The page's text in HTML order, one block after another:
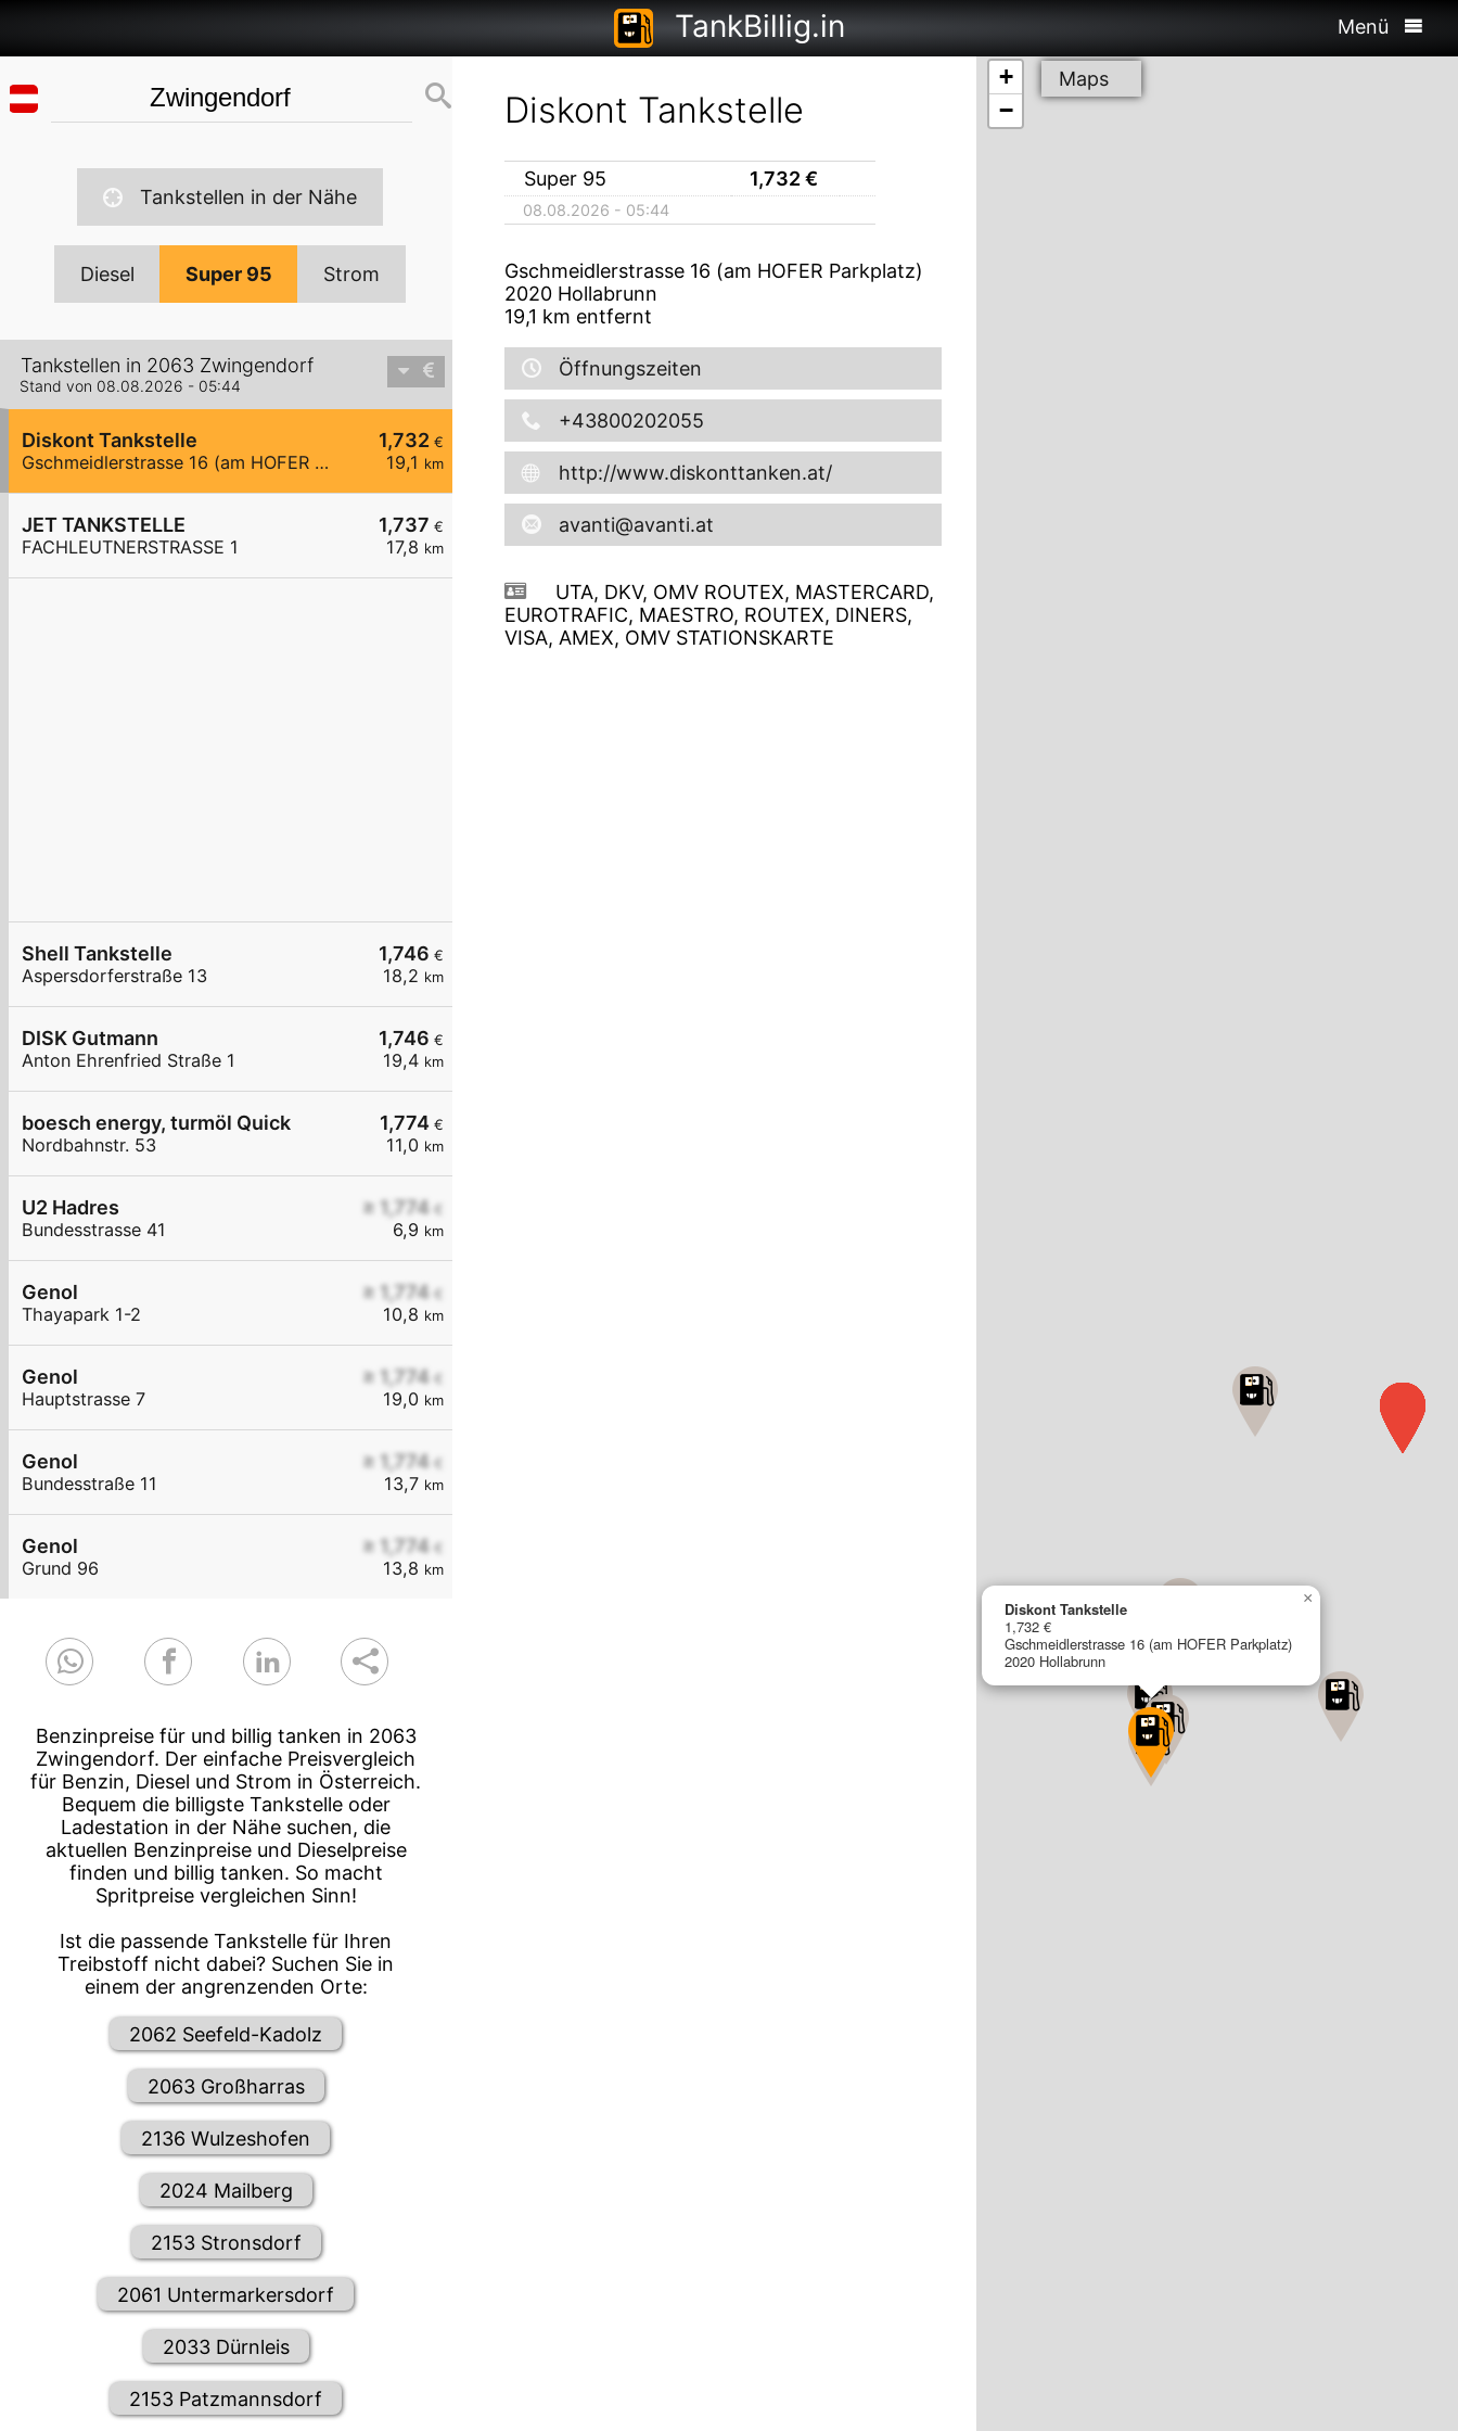
TankBillig.in Menü
Tankstellen in der Nähe
Diesel Super 95 Strom
Tankstellen in 2063 Zwingendorf
Stand von 08.08.2026 - 05:44
1,732 €
19,1 km
Diskont Tankstelle
Gschmeidlerstrasse 16 (am HOFER Parkplatz)
1,737 €
17,8 km
JET TANKSTELLE
FACHLEUTNERSTRASSE 1
1,746 €
18,2 km
Shell Tankstelle
Aspersdorferstraße 13
1,746 €
19,4 km
DISK Gutmann
Anton Ehrenfried Straße 1
1,774 €
11,0 km
boesch energy, turmöl Quick
Nordbahnstr. 53
≥ 1,774 €
6,9 km
U2 Hadres
Bundesstrasse 41
≥ 1,774 €
10,8 km
Genol
Thayapark 1-2
≥ 1,774 €
19,0 km
Genol
Hauptstrasse 7
≥ 1,774 €
13,7 km
Genol
Bundesstraße 11
≥ 1,774 €
13,8 km
Genol
Grund 96
Benzinpreise für und billig tanken in 2063
Zwingendorf. Der einfache Preisvergleich
für Benzin, Diesel und Strom in Österreich.
Bequem die billigste Tankstelle oder
Ladestation in der Nähe suchen, die
aktuellen Benzinpreise und Dieselpreise
finden und billig tanken. So macht
Spritpreise vergleichen Sinn!
Ist die passende Tankstelle für Ihren
Treibstoff nicht dabei? Suchen Sie in
einem der angrenzenden Orte:
2062 Seefeld-Kadolz
2063 Großharras
2136 Wulzeshofen
2024 Mailberg
2153 Stronsdorf
2061 Untermarkersdorf
2033 Dürnleis
2153 Patzmannsdorf
Diskont Tankstelle
Super 95 1,732€
08.08.2026 - 05:44
Gschmeidlerstrasse 16 (am HOFER Parkplatz)
2020 Hollabrunn
19,1 km entfernt
Öffnungszeiten
+43800202055
http://www.diskonttanken.at/
avanti@avanti.at
UTA, DKV, OMV ROUTEX, MASTERCARD,
EUROTRAFIC, MAESTRO, ROUTEX, DINERS,
VISA, AMEX, OMV STATIONSKARTE
Diskont Tankstelle
1,732 €
Gschmeidlerstrasse 16 (am HOFER Parkplatz)
2020 Hollabrunn
×
+
−
Maps